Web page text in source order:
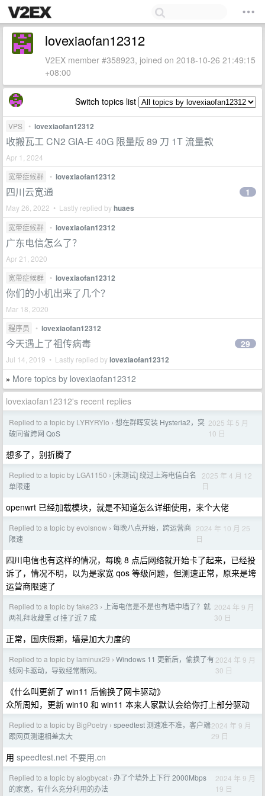
lovexiaofan12312
V2EX member #358923, joined on 2018-10-26 21:49:15
+08:00
Switch topics list
VPS • lovexiaofan12312
收搬瓦工 CN2 GIA-E 40G 限量版 89 刀 1T 流量款
Apr 1, 2024
宽带症候群
• lovexiaofan12312
四川云宽通
May 26, 2022 • Lastly replied byhuaes
1
宽带症候群 • lovexiaofan12312
广东电信怎么了？
Apr 21, 2020
宽带症候群
• lovexiaofan12312
你们的小机出来了几个？
Mar 18, 2020
程序员
• lovexiaofan12312
今天遇上了祖传病毒
Jul 14, 2019 • Lastly replied bylovexiaofan12312
29
» More topics by lovexiaofan12312
lovexiaofan12312's recent replies
Replied to a topic by LYRYRYlo › 想在群晖安装 Hysteria2，突
破同省跨网 QoS
2025 年 5 月
10 日
想多了，别折腾了
Replied to a topic by LGA1150 › [未测试] 绕过上海电信白名
单限速
2025 年 4 月 12
日
openwrt 已经加载模块，就是不知道怎么详细使用，来个大佬
Replied to a topic by evolsnow › 每晚八点开始，跨运营商
限速
2024 年 10 月 25
日
四川电信也有这样的情况，每晚 8 点后网络就开始卡了起来，已经投
诉了，情况不明，以为是家宽 qos 等级问题，但测速正常，原来是垮
运营商限速了
Replied to a topic by fake23 ›
上海电信是不是也有墙中墙了？就
两礼拜收藏里 cf 挂了近 7 成
2024 年 9 月
30 日
正常，国庆假期，墙是加大力度的
Replied to a topic by laminux29 › Windows 11 更新后，偷换了有
线网卡驱动，导致经常断网。
2024 年 9 月
30 日
《什么叫更新了 win11 后偷换了网卡驱动》
众所周知，更新 win10 和 win11 本来人家默认会给你打上部分驱动
Replied to a topic by BigPoetry › speedtest 测速准不准，客户端
跟网页测速相差太大
2024 年 9 月
29 日
用 speedtest.net 不要用.cn
Replied to a topic by alogbycat › 办了个墙外上下行 2000Mbps
的家宽，有什么充分利用的办法
2024 年 9 月
19 日